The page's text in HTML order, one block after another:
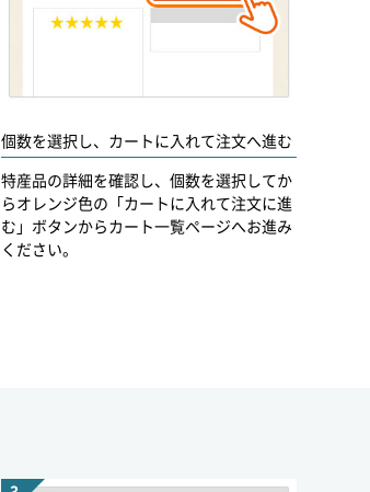
個数を選択し、カートに入れて注文へ進む
特産品の詳細を確認し、個数を選択してか
らオレンジ色の「カートに入れて注文に進
む」ボタンからカート一覧ページへお進み
ください。